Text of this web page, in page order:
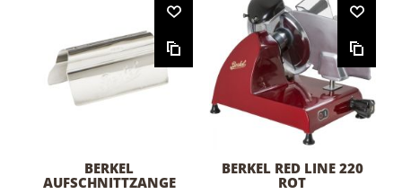
BERKEL
AUFSCHNITTZANGE
BERKEL RED LINE 220
ROT